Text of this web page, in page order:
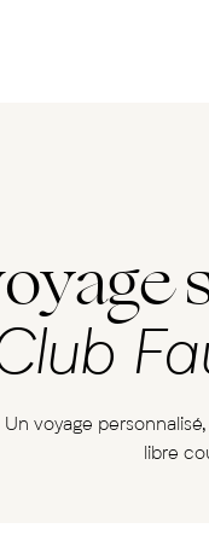
Un voyage
libre